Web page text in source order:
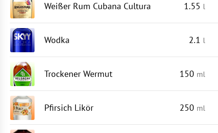
Weißer Rum Cubana Cultura 1.55 l
Wodka 2.1 l
Trockener Wermut 150 ml
Pfirsich Likör 250 ml